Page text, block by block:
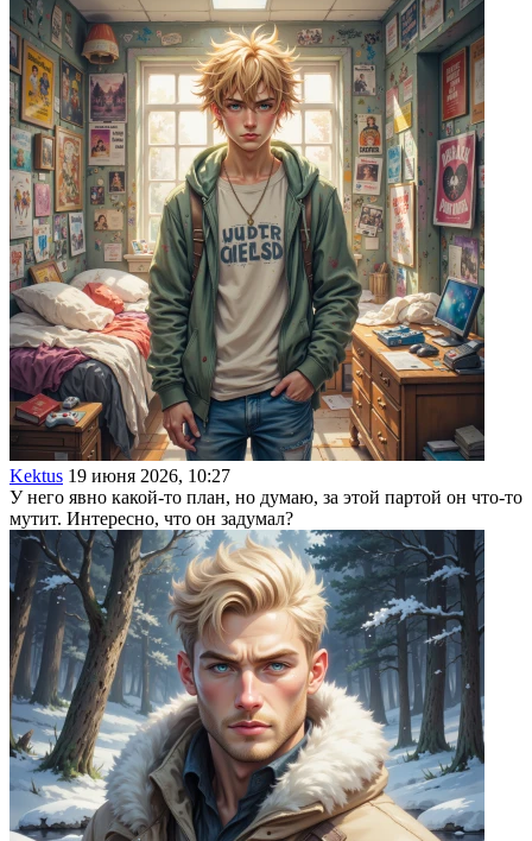
Kektus 19 июня 2026, 10:27
У него явно какой-то план, но думаю, за этой партой он что-то
мутит. Интересно, что он задумал?